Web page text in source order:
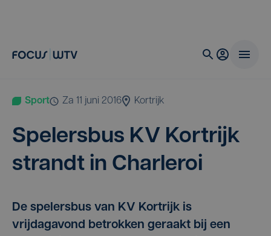
Sport za 11 juni 2016 Kortrijk
Spe­lers­bus KV Kort­rijk
strandt in Charleroi
De spelersbus van KV Kortrijk is
vrijdagavond betrokken geraakt bij een